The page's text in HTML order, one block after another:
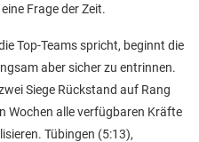
Frage der Zeit.
Top-Teams spricht, beginnt die
aber sicher zu entrinnen.
Siege Rückstand auf Rang
Wochen alle verfügbaren Kräfte
Tübingen (5:13),